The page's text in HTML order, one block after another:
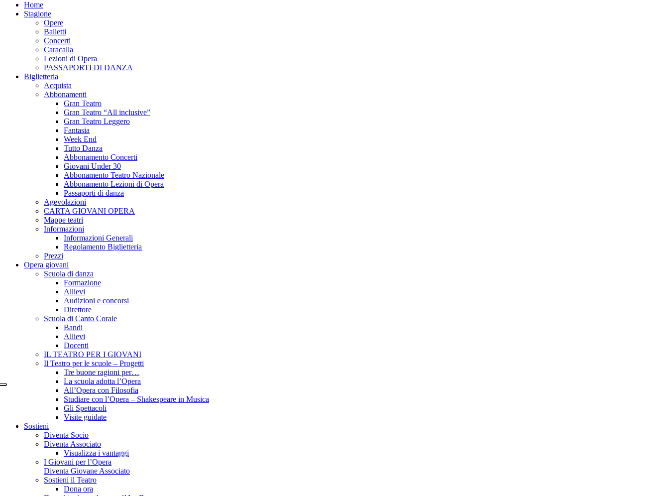
Home
Stagione
Opere
Balletti
Concerti
Caracalla
Lezioni di Opera
PASSAPORTI DI DANZA
Biglietteria
Acquista
Abbonamenti
Gran Teatro
Gran Teatro “All inclusive”
Gran Teatro Leggero
Fantasia
Week End
Tutto Danza
Abbonamento Concerti
Giovani Under 30
Abbonamento Teatro Nazionale
Abbonamento Lezioni di Opera
Passaporti di danza
Agevolazioni
CARTA GIOVANI OPERA
Mappe teatri
Informazioni
Informazioni Generali
Regolamento Biglietteria
Prezzi
Opera giovani
Scuola di danza
Formazione
Allievi
Audizioni e concorsi
Direttore
Scuola di Canto Corale
Bandi
Allievi
Docenti
IL TEATRO PER I GIOVANI
Il Teatro per le scuole – Progetti
Tre buone ragioni per…
La scuola adotta l’Opera
All’Opera con Filosofia
Studiare con l’Opera – Shakespeare in Musica
Gli Spettacoli
Visite guidate
Sostieni
Diventa Socio
Diventa Associato
Visualizza i vantaggi
I Giovani per l’Opera
Diventa Giovane Associato
Sostieni il Teatro
Dona ora